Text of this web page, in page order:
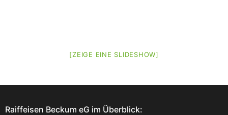
[ZEIGE EINE SLIDESHOW]
Raiffeisen Beckum eG im Überblick: